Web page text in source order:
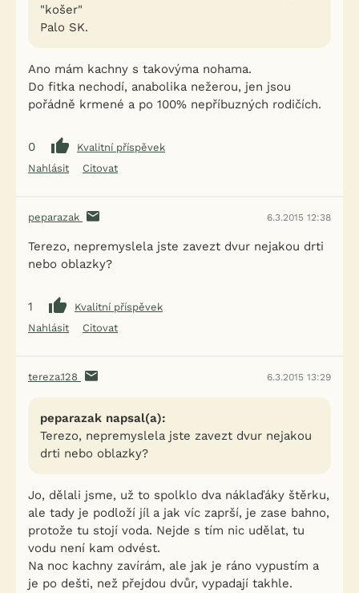
"košer"
Palo SK.
Ano mám kachny s takovýma nohama.
Do fitka nechodí, anabolika nežerou, jen jsou
pořádně krmené a po 100% nepříbuzných rodičích.
0
Kvalitní příspěvek
Nahlásit
Citovat
peparazak 6.3.2015 12:38
Terezo, nepremyslela jste zavezt dvur nejakou drti
nebo oblazky?
1
Kvalitní příspěvek
Nahlásit
Citovat
tereza.128 6.3.2015 13:29
peparazak napsal(a):
Terezo, nepremyslela jste zavezt dvur nejakou
drti nebo oblazky?
Jo, dělali jsme, už to spolklo dva náklaďáky štěrku,
ale tady je podloží jíl a jak víc zaprší, je zase bahno,
protože tu stojí voda. Nejde s tím nic udělat, tu
vodu není kam odvést.
Na noc kachny zavírám, ale jak je ráno vypustím a
je po dešti, než přejdou dvůr, vypadají takhle.